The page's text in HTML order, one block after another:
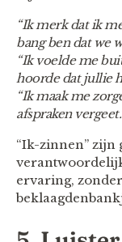
“Ik merk dat ik
bang ben dat we
“Ik voelde me
hoorde dat jullie
“Ik maak me
afspraken
“Ik-zinnen” zijn
ervaring,